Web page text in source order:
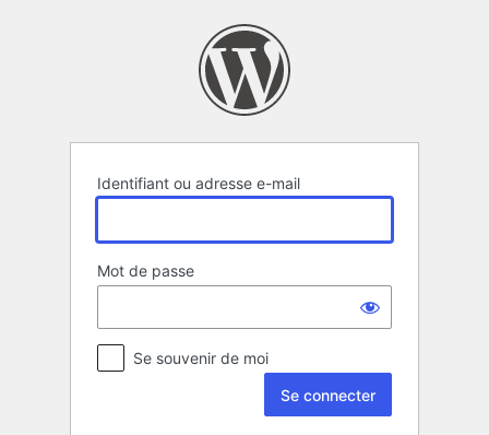
Identifiant ou adresse e-mail
Mot de passe
Se souvenir de moi